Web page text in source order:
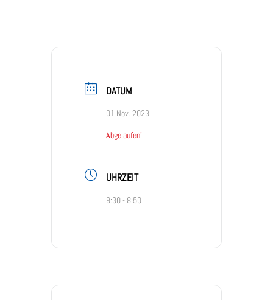
DATUM
01 Nov. 2023
Abgelaufen!
UHRZEIT
8:30 - 8:50